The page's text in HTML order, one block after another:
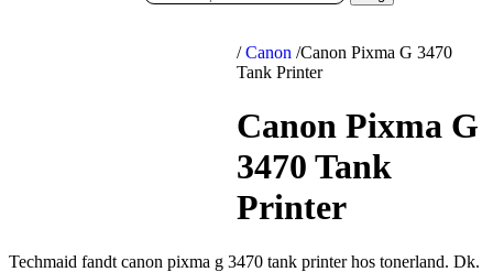
/ Canon /Canon Pixma G 3470
Tank Printer
Canon Pixma G
3470 Tank
Printer
Techmaid fandt canon pixma g 3470 tank printer hos tonerland. Dk.